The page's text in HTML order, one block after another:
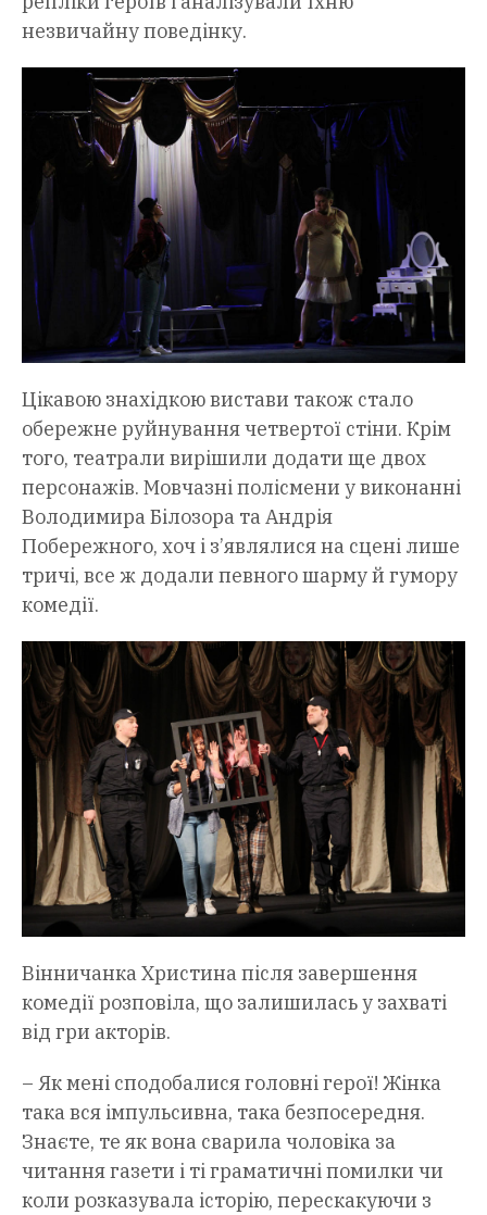
незвичайну поведінку.
Цікавою знахідкою вистави також стало
обережне руйнування четвертої стіни. Крім
того, театрали вирішили додати ще двох
персонажів. Мовчазні полісмени у виконанні
Володимира Білозора та Андрія
Побережного, хоч і з’являлися на сцені лише
тричі, все ж додали певного шарму й гумору
комедії.
Вінничанка Христина після завершення
комедії розповіла, що залишилась у захваті
від гри акторів.
– Як мені сподобалися головні герої! Жінка
така вся імпульсивна, така безпосередня.
Знаєте, те як вона сварила чоловіка за
читання газети і ті граматичні помилки чи
коли розказувала історію, перескакуючи з